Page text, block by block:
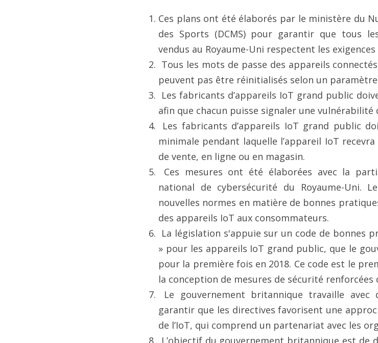
Ces plans ont été élaborés par le ministère du
des Sports (DCMS) pour garantir que tous
vendus au Royaume-Uni respectent les
peuvent pas être réinitialisés selon un
afin que chacun puisse signaler une vulnérabilité
minimale pendant laquelle l’appareil IoT
de vente, en ligne ou en magasin.
national de cybersécurité du Royaume-Uni.
nouvelles normes en matière de bonnes
des appareils IoT aux consommateurs.
» pour les appareils IoT grand public, que le
pour la première fois en 2018. Ce code est le
la conception de mesures de sécurité renforcées
garantir que les directives favorisent une
de l’IoT, qui comprend un partenariat avec les